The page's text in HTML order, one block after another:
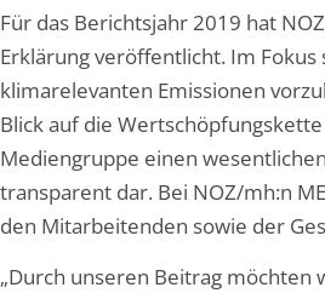
Für das Berichtsjahr 2019 hat
Erklärung veröffentlicht. Im
klimarelevanten Emissionen
Blick auf die
Mediengruppe einen
transparent dar. Bei NOZ/mh:n
den Mitarbeitenden sowie der
„Durch unseren Beitrag